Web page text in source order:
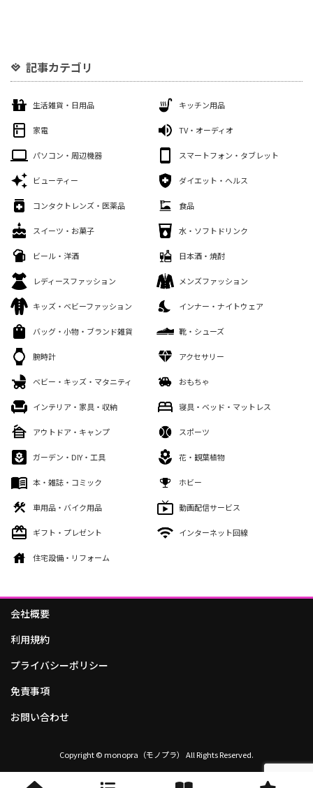
記事カテゴリ
生活雑貨・日用品 キッチン用品
家電 TV・オーディオ
パソコン・周辺機器 スマートフォン・タブレット
ビューティー ダイエット・ヘルス
コンタクトレンズ・医薬品 食品
スイーツ・お菓子 水・ソフトドリンク
ビール・洋酒 日本酒・焼酎
レディースファッション メンズファッション
キッズ・ベビーファッション インナー・ナイトウェア
バッグ・小物・ブランド雑貨 靴・シューズ
腕時計 アクセサリー
ベビー・キッズ・マタニティ おもちゃ
インテリア・家具・収納 寝具・ベッド・マットレス
アウトドア・キャンプ スポーツ
ガーデン・DIY・工具 花・観葉植物
本・雑誌・コミック ホビー
車用品・バイク用品 動画配信サービス
ギフト・プレゼント インターネット回線
住宅設備・リフォーム
会社概要
利用規約
プライバシーポリシー
免責事項
お問い合わせ
Copyright © monopra（モノプラ） All Rights Reserved.